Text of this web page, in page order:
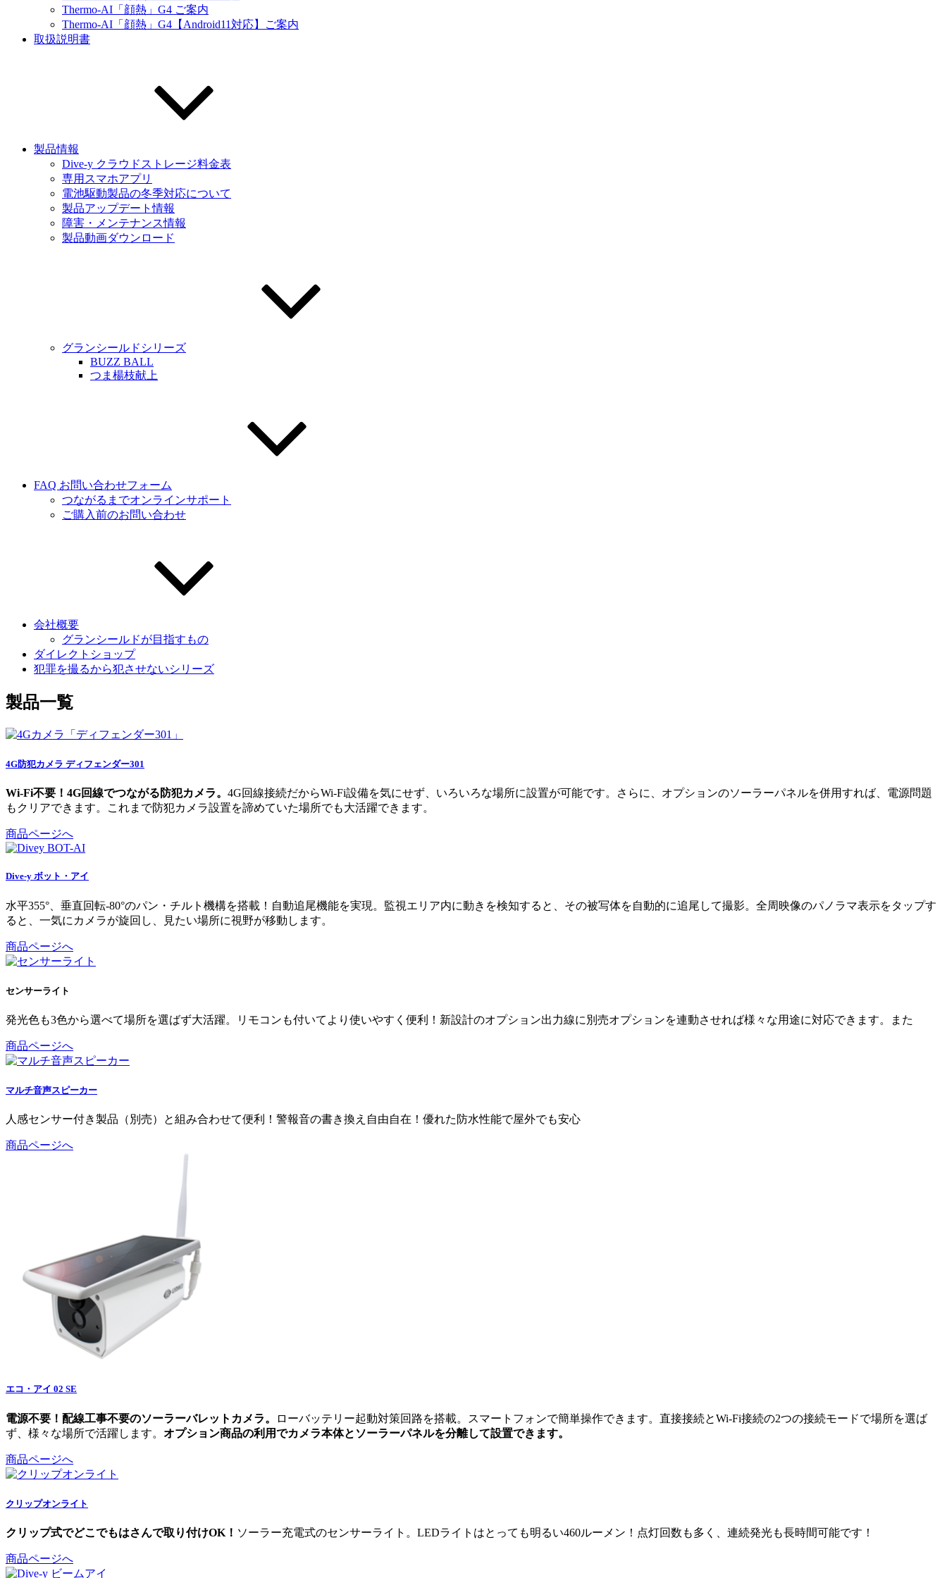
Thermo-AI「顔熱」G4 ご案内
Thermo-AI「顔熱」G4【Android11対応】ご案内
取扱説明書
製品情報
Dive-y クラウドストレージ料金表
専用スマホアプリ
電池駆動製品の冬季対応について
製品アップデート情報
障害・メンテナンス情報
製品動画ダウンロード
グランシールドシリーズ
BUZZ BALL
つま楊枝献上
FAQ お問い合わせフォーム
つながるまでオンラインサポート
ご購入前のお問い合わせ
会社概要
グランシールドが目指すもの
ダイレクトショップ
犯罪を撮るから犯させないシリーズ
製品一覧
4G防犯カメラ ディフェンダー301
Wi-Fi不要！4G回線でつながる防犯カメラ。 4G回線接続だからWi-Fi設備を気にせず、いろいろな場所に設置が可能です。さらに、オプションのソーラーパネルを併用すれば、電源問題
もクリアできます。これまで防犯カメラ設置を諦めていた場所でも大活躍できます。
商品ページへ
Dive-y ボット・アイ
水平355°、垂直回転-80°のパン・チルト機構を搭載！自動追尾機能を実現。監視エリア内に動きを検知すると、その被写体を自動的に追尾して撮影。全周映像のパノラマ表示をタップす
ると、一気にカメラが旋回し、見たい場所に視野が移動します。
商品ページへ
センサーライト
発光色も3色から選べて場所を選ばず大活躍。リモコンも付いてより使いやすく便利！新設計のオプション出力線に別売オプションを連動させれば様々な用途に対応できます。また
商品ページへ
マルチ音声スピーカー
人感センサー付き製品（別売）と組み合わせて便利！警報音の書き換え自由自在！優れた防水性能で屋外でも安心
商品ページへ
エコ・アイ 02 SE
電源不要！配線工事不要のソーラーバレットカメラ。 ローバッテリー起動対策回路を搭載。スマートフォンで簡単操作できます。直接接続とWi-Fi接続の2つの接続モードで場所を選ば
ず、様々な場所で活躍します。 オプション商品の利用でカメラ本体とソーラーパネルを分離して設置できます。
商品ページへ
クリップオンライト
クリップ式でどこでもはさんで取り付けOK！ ソーラー充電式のセンサーライト。LEDライトはとっても明るい460ルーメン！点灯回数も多く、連続発光も長時間可能です！
商品ページへ